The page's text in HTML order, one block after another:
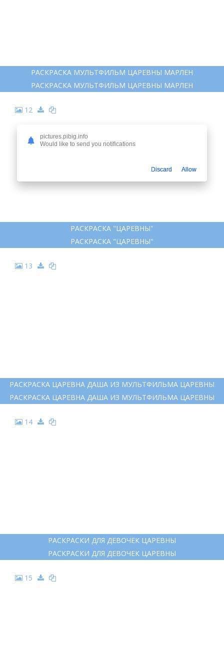
РАСКРАСКА МУЛЬТФИЛЬМ ЦАРЕВНЫ МАРЛЕН
РАСКРАСКА МУЛЬТФИЛЬМ ЦАРЕВНЫ МАРЛЕН
12
РАСКРАСКА "ЦАРЕВНЫ"
РАСКРАСКА "ЦАРЕВНЫ"
13
РАСКРАСКА ЦАРЕВНА ДАША ИЗ МУЛЬТФИЛЬМА ЦАРЕВНЫ
РАСКРАСКА ЦАРЕВНА ДАША ИЗ МУЛЬТФИЛЬМА ЦАРЕВНЫ
14
РАСКРАСКИ ДЛЯ ДЕВОЧЕК ЦАРЕВНЫ
РАСКРАСКИ ДЛЯ ДЕВОЧЕК ЦАРЕВНЫ
15
pictures.pibig.info
Would like to send you notifications
Discard Allow